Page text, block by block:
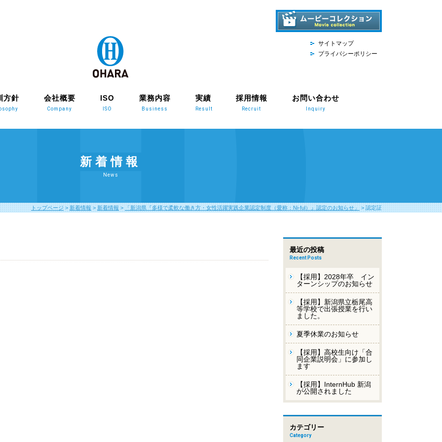
サイトマップ
プライバシーポリシー
方針 会社概要
Company
ISO
ISO
業務内容
Business
実績
Result
採用情報
Recruit
お問い合わせ
Inquiry
新着情報
News
トップページ > 新着情報 > 新着情報 > 「新潟県『多様で柔軟な働き方・女性活躍実践企業認定制度（愛称：Ni-ful）』認定のお知らせ」 > 認定証
最近の投稿
Recent Posts
【採用】2028年卒 イン
ターンシップのお知らせ
【採用】新潟県立栃尾高
等学校で出張授業を行い
ました。
夏季休業のお知らせ
【採用】高校生向け「合
同企業説明会」に参加し
ます
【採用】InternHub 新潟
が公開されました
カテゴリー
Category